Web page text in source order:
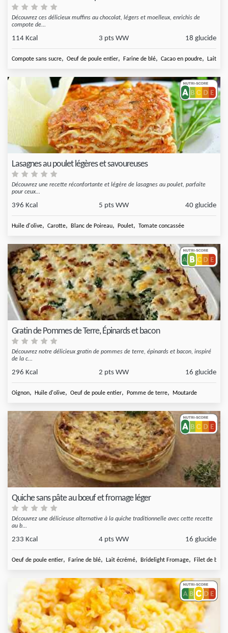
Découvrez ces délicieux muffins au chocolat, légers et moelleux, enrichis de
compote de...
114 Kcal 3 pts WW 18 glucide
Compote sans sucre, Oeuf de poule entier, Farine de blé, Cacao en poudre, Lait
Lasagnes au poulet légères et savoureuses
Découvrez une recette réconfortante et légère de lasagnes au poulet, parfaite
pour ceux...
396 Kcal 5 pts WW 40 glucide
Huile d'olive, Carotte, Blanc de Poireau, Poulet, Tomate concassée
Gratin de Pommes de Terre, Épinards et bacon
Découvrez notre délicieux gratin de pommes de terre, épinards et bacon, inspiré
de la c...
296 Kcal 2 pts WW 16 glucide
Oignon, Huile d'olive, Oeuf de poule entier, Pomme de terre, Moutarde
Quiche sans pâte au bœuf et fromage léger
Découvrez une délicieuse alternative à la quiche traditionnelle avec cette recette
au b...
233 Kcal 4 pts WW 16 glucide
Oeuf de poule entier, Farine de blé, Lait écrémé, Bridelight Fromage, Filet de boeuf